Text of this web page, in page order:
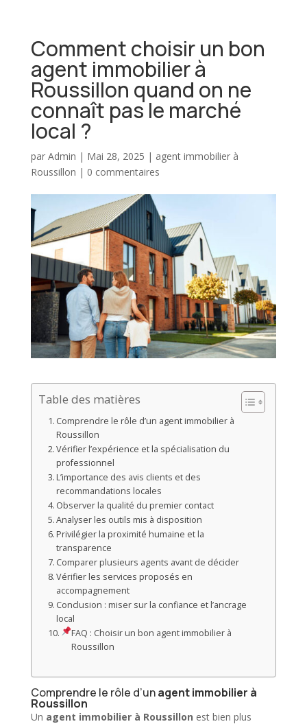
Comment choisir un bon
agent immobilier à
Roussillon quand on ne
connaît pas le marché
local ?
par Admin | Mai 28, 2025 | agent immobilier à
Roussillon | 0 commentaires
Table des matières
Comprendre le rôle d’un agent immobilier à
Roussillon
Vérifier l’expérience et la spécialisation du
professionnel
L’importance des avis clients et des
recommandations locales
Observer la qualité du premier contact
Analyser les outils mis à disposition
Privilégier la proximité humaine et la
transparence
Comparer plusieurs agents avant de décider
Vérifier les services proposés en
accompagnement
Conclusion : miser sur la confiance et l’ancrage
local
FAQ : Choisir un bon agent immobilier à
Roussillon
Comprendre le rôle d’unagent immobilier à
Roussillon
Un agent immobilier à Roussillon est bien plus